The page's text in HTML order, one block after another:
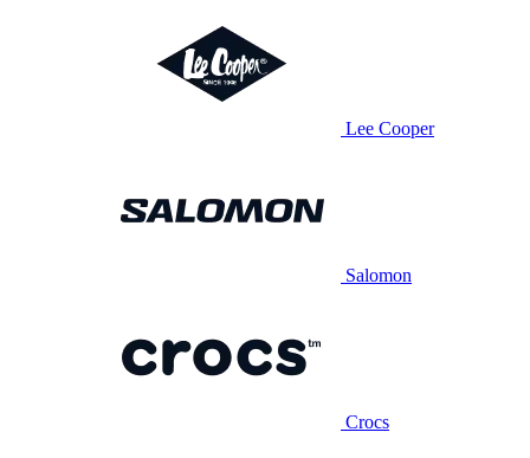
Lee Cooper
Salomon
Crocs